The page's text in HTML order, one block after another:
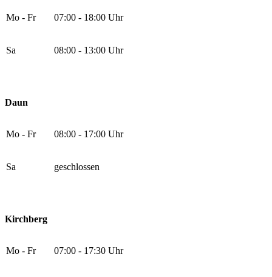
Mo - Fr 07:00 - 18:00 Uhr
Sa 08:00 - 13:00 Uhr
Daun
Mo - Fr 08:00 - 17:00 Uhr
Sa geschlossen
Kirchberg
Mo - Fr 07:00 - 17:30 Uhr